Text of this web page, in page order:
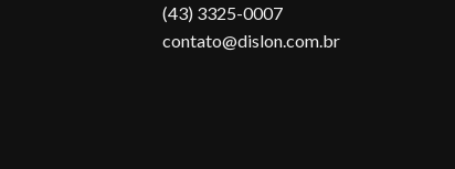
(43) 3325-0007
contato@dislon.com.br